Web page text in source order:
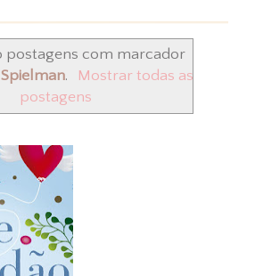
postagens com marcador
.
Mostrar todas as
postagens